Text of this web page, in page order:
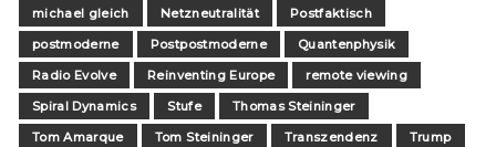
michael gleich
Netzneutralität
Postfaktisch
postmoderne
Postpostmoderne
Quantenphysik
Radio Evolve
Reinventing Europe
remote viewing
Spiral Dynamics
Stufe
Thomas Steininger
Tom Amarque
Tom Steininger Transzendenz
Trump